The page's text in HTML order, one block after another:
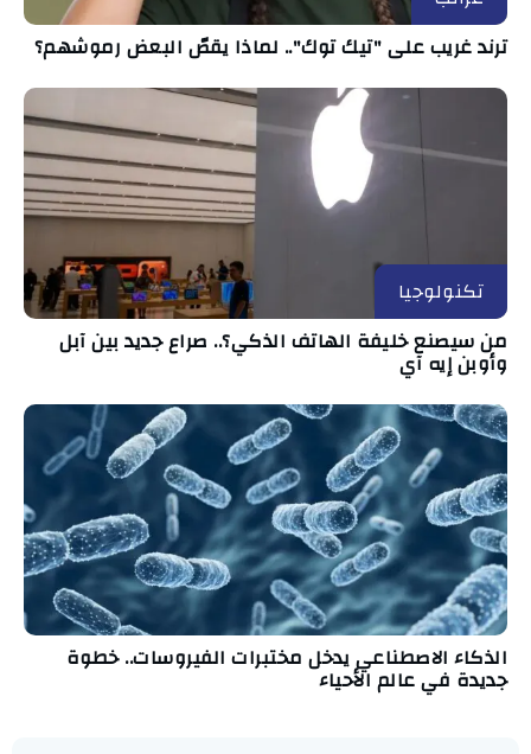
ترند غريب على "تيك توك".. لماذا يقصّ البعض رموشهم؟
تكنولوجيا
من سيصنع خليفة الهاتف الذكي؟.. صراع جديد بين آبل
وأوبن إيه آي
الذكاء الاصطناعي يدخل مختبرات الفيروسات.. خطوة
جديدة في عالم الأحياء